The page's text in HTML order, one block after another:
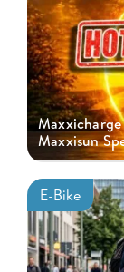
Maxxisun
E-Bike